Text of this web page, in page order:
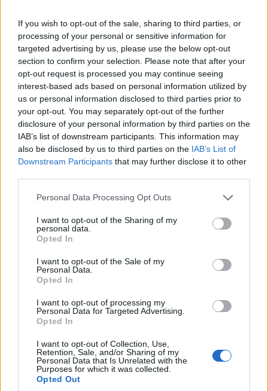
If you wish to opt-out of the sale, sharing to third parties, or
processing of your personal or sensitive information for
targeted advertising by us, please use the below opt-out
section to confirm your selection. Please note that after your
opt-out request is processed you may continue seeing
interest-based ads based on personal information utilized by
us or personal information disclosed to third parties prior to
your opt-out. You may separately opt-out of the further
disclosure of your personal information by third parties on the
IAB’s list of downstream participants. This information may
also be disclosed by us to third parties on the IAB’s List of
Downstream Participants that may further disclose it to other
Please note that this website/app uses one or more Google
not limited to your visit or usage behaviour. You may click to
grant or deny consent to Google and its third-party tags to
use your data for below specified purposes in below Google
consent section.
Personal Data Processing Opt Outs
I want to opt-out of the Sharing of my
personal data.
Opted In
I want to opt-out of the Sale of my
Personal Data.
Opted In
I want to opt-out of processing my
Personal Data for Targeted Advertising.
Opted In
I want to opt-out of Collection, Use,
Retention, Sale, and/or Sharing of my
Personal Data that Is Unrelated with the
Purposes for which it was collected.
Opted Out
τηλεφωνικής απάτης
και ενημέρωσε την
Αστυνομία – Πιάσανε
επ’ αυτοφώρω τους
δράστες
7 Αυγούστου 2026, 8:03 μμ
Αυγούστου η τελετή
παράδοσης του
Τσοτυλίου
7 Αυγούστου 2026, 7:31 μμ
Κοζάνη – Άμεση
Υπηρεσίας